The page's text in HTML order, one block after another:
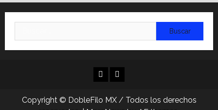
FacebookLinkedin
Copyright © DobleFilo MX / Todos los derechos